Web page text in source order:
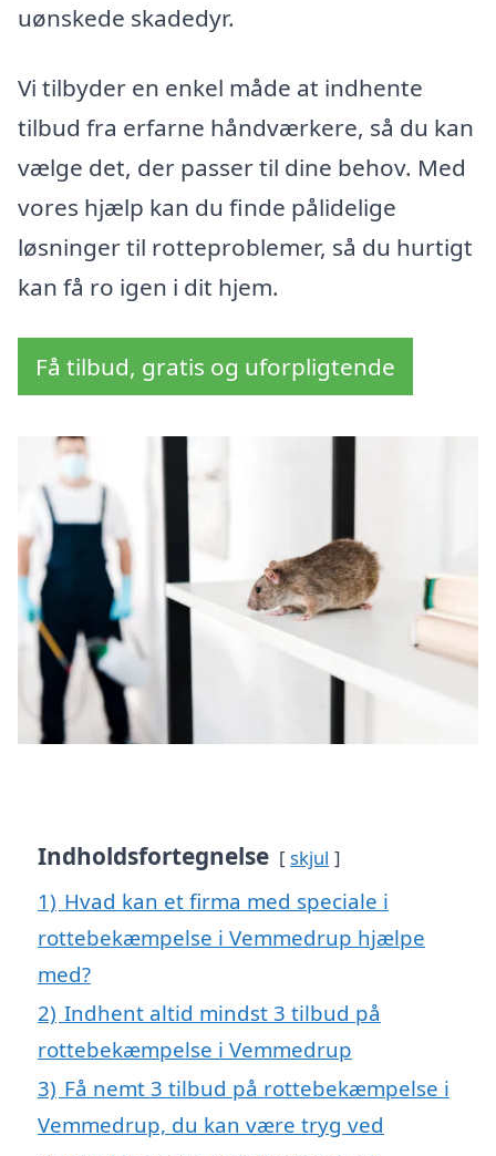
uønskede skadedyr.
Vi tilbyder en enkel måde at indhente
tilbud fra erfarne håndværkere, så du kan
vælge det, der passer til dine behov. Med
vores hjælp kan du finde pålidelige
løsninger til rotteproblemer, så du hurtigt
kan få ro igen i dit hjem.
Få tilbud, gratis og uforpligtende
Indholdsfortegnelse skjul
1) Hvad kan et firma med speciale i
rottebekæmpelse i Vemmedrup hjælpe
med?
2) Indhent altid mindst 3 tilbud på
rottebekæmpelse i Vemmedrup
3) Få nemt 3 tilbud på rottebekæmpelse i
Vemmedrup, du kan være tryg ved